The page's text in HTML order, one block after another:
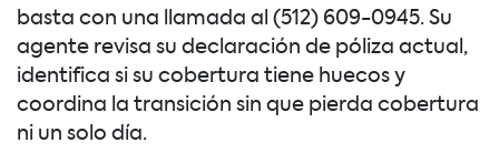
basta con una llamada al (512) 609-0945. Su
agente revisa su declaración de póliza actual,
identifica si su cobertura tiene huecos y
coordina la transición sin que pierda cobertura
ni un solo día.